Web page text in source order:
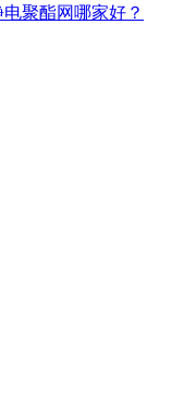
聚酯网哪家好？